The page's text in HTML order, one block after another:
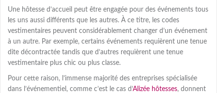
Une hôtesse d’accueil peut être engagée pour des événements tous
les uns aussi différents que les autres. À ce titre, les codes
vestimentaires peuvent considérablement changer d’un événement
à un autre. Par exemple, certains événements requièrent une tenue
dite décontractée tandis que d’autres requièrent une tenue
vestimentaire plus chic ou plus classe.
Pour cette raison, l’immense majorité des entreprises spécialisée
dans l’événementiel, comme c’est le cas d’Alizée hôtesses, donnent